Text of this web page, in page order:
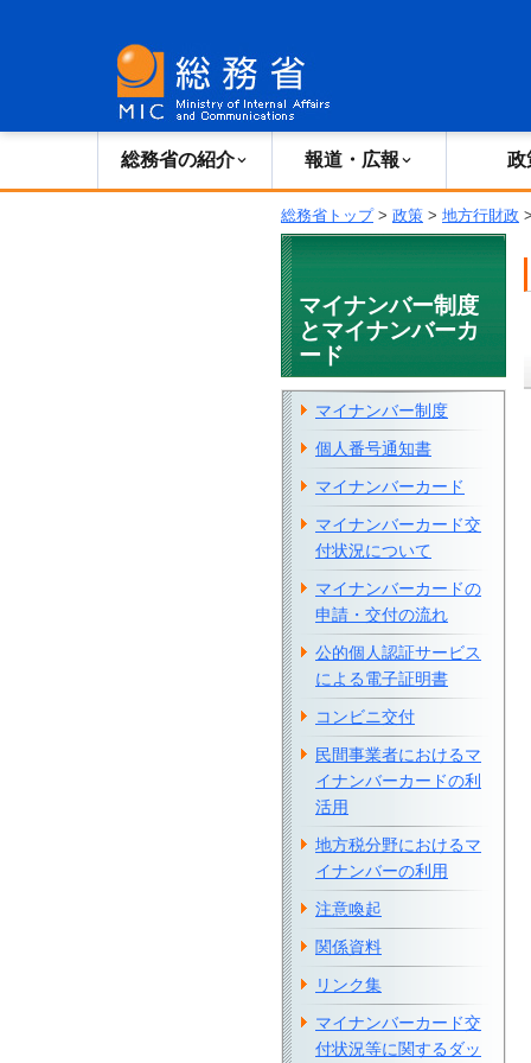
総務省の紹介 報道・広報 政
総務省トップ> 政策 > 地方行財政 >
マイナンバー制度
とマイナンバーカ
ード
マイナンバー制度
個人番号通知書
マイナンバーカード
マイナンバーカード交
付状況について
マイナンバーカードの
申請・交付の流れ
公的個人認証サービス
による電子証明書
コンビニ交付
民間事業者におけるマ
イナンバーカードの利
活用
地方税分野におけるマ
イナンバーの利用
注意喚起
関係資料
リンク集
マイナンバーカード交
付状況等に関するダッ